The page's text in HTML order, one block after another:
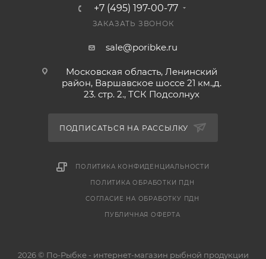
+7 (495) 197-00-77
ЗАКАЗАТЬ ЗВОНОК
sale@poribke.ru
Московская область, Ленинский
район, Варшавское шоссе 21 км.,д.
23. стр. 2., ТСК Подсолнух
ПОДПИСАТЬСЯ НА РАССЫЛКУ
ПОЛИТИКА КОНФИДЕНЦИАЛЬНОСТИ
ПОЛИТИКА ОБРАБОТКИ ПДН
СОГЛАСИЕ НА ОБРАБОТКУ ПДН
ПУБЛИЧНАЯ ОФЕРТА
2026 © По-Рыбке - интернет-магазин рыбной продукции